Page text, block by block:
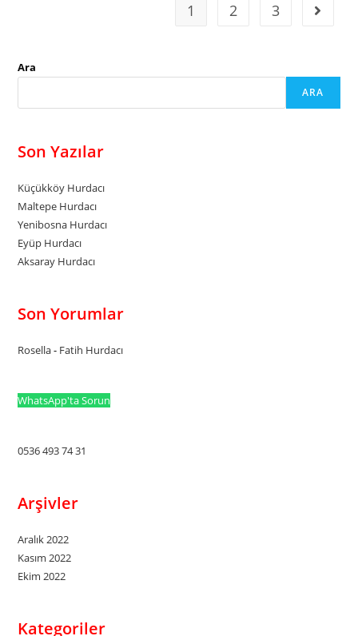
1 2 3 Go to
Ara
ARA
Son Yazılar
Küçükköy Hurdacı
Maltepe Hurdacı
Yenibosna Hurdacı
Eyüp Hurdacı
Aksaray Hurdacı
Son Yorumlar
Rosella- Fatih Hurdacı
WhatsApp'ta Sorun
0536 493 74 31
Arşivler
Aralık 2022
Kasım 2022
Ekim 2022
Kategoriler